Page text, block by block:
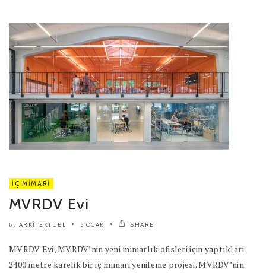
İÇ MIMARI
MVRDV Evi
by ARKITEKTUEL 5 OCAK SHARE
MVRDV Evi, MVRDV’nin yeni mimarlık ofisleri için yaptıkları
2400 metre karelik bir iç mimari yenileme projesi. MVRDV’nin